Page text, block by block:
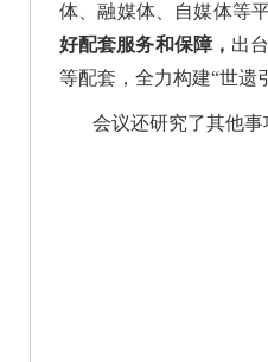
体、融媒体、自媒体等
好配套服务和保障， 出
等配套，全力构建“世遗
会议还研究了其他事